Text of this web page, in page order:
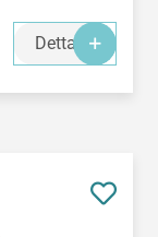
Dettagli